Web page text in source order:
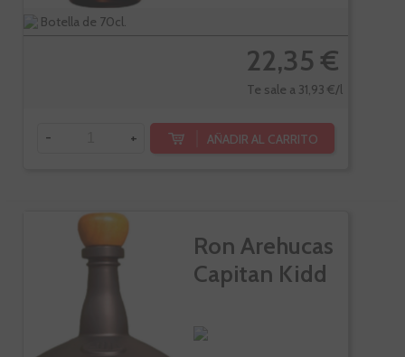
Botella de 70cl.
22,35 €
Te sale a 31,93 €/l
- + AÑADIR AL CARRITO
Ron Arehucas
Capitan Kidd